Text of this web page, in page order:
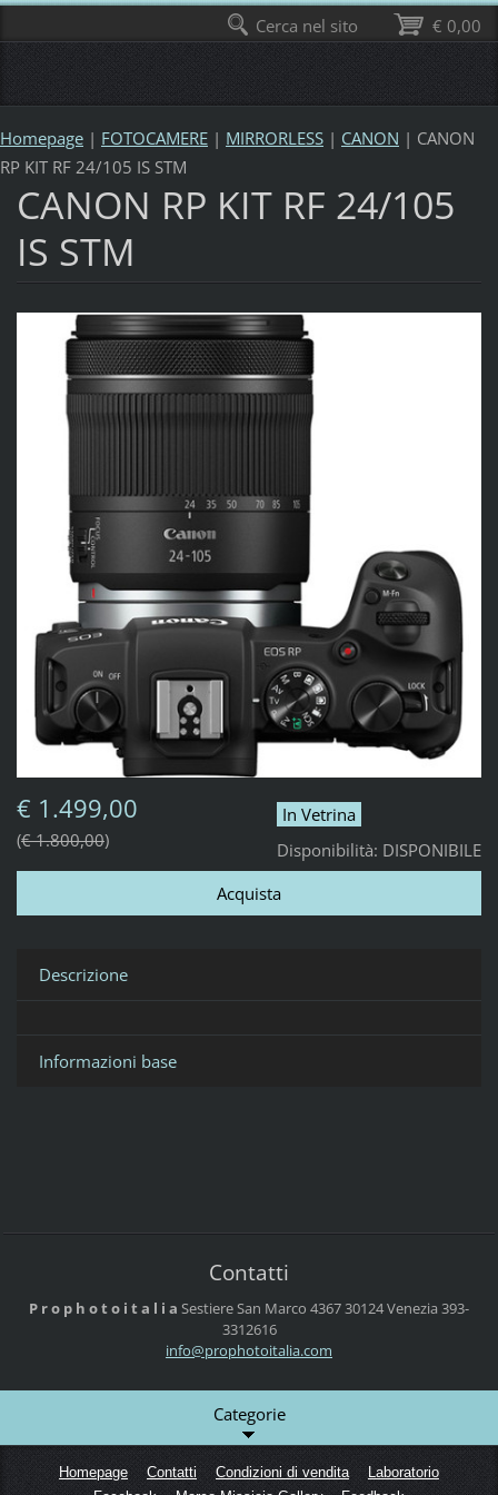
Homepage | FOTOCAMERE | MIRRORLESS | CANON | CANON
RP KIT RF 24/105 IS STM
CANON RP KIT RF 24/105
IS STM
In Vetrina
Disponibilità: DISPONIBILE
€ 1.499,00
€ 1.800,00
Descrizione
Informazioni base
Contatti
P r o p h o t o i t a l i a Sestiere San Marco 436730124 Venezia 393-
3312616
info@prophotoitalia.com
Categorie
Homepage Contatti Condizioni di vendita
Laboratorio
€ 0,00
Cerca nel sito